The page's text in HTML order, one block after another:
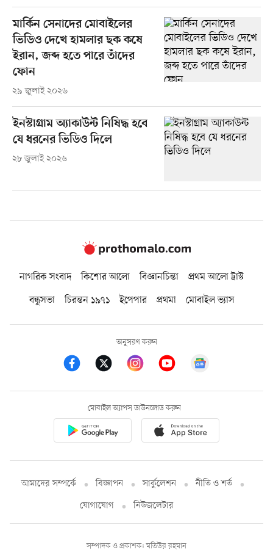
মার্কিন সেনাদের মোবাইলের
ভিডিও দেখে হামলার ছক কষে
ইরান, জব্দ হতে পারে তাঁদের
ফোন
২৯ জুলাই ২০২৬
ইনস্টাগ্রাম অ্যাকাউন্ট নিষিদ্ধ হবে
যে ধরনের ভিডিও দিলে
২৮ জুলাই ২০২৬
নাগরিক সংবাদ কিশোর আলো বিজ্ঞানচিন্তা
প্রথম আলো ট্রাস্ট
বন্ধুসভা
চিরন্তন ১৯৭১ ইপেপার প্রথমা মোবাইল ভ্যাস
অনুসরণ করুন
মোবাইল অ্যাপস ডাউনলোড করুন
আমাদের সম্পর্কে বিজ্ঞাপন সার্কুলেশন
নীতি ও শর্ত
যোগাযোগ
নিউজলেটার
সম্পাদক ও প্রকাশক: মতিউর রহমান